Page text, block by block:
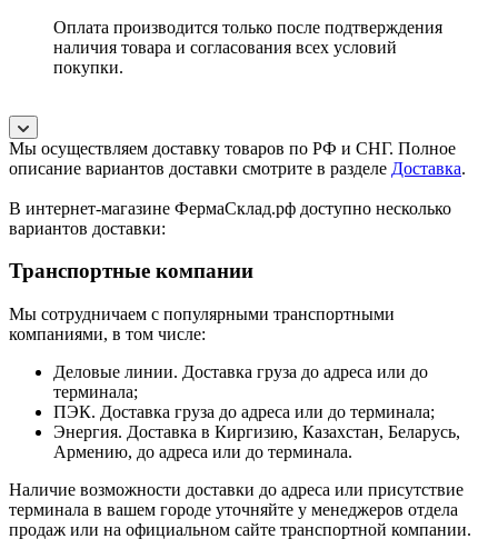
Оплата производится только после подтверждения
наличия товара и согласования всех условий
покупки.
Мы осуществляем доставку товаров по РФ и СНГ. Полное
описание вариантов доставки смотрите в разделе Доставка.
В интернет-магазине ФермаСклад.рф доступно несколько
вариантов доставки:
Транспортные компании
Мы сотрудничаем с популярными транспортными
компаниями, в том числе:
Деловые линии. Доставка груза до адреса или до
терминала;
ПЭК. Доставка груза до адреса или до терминала;
Энергия. Доставка в Киргизию, Казахстан, Беларусь,
Армению, до адреса или до терминала.
Наличие возможности доставки до адреса или присутствие
терминала в вашем городе уточняйте у менеджеров отдела
продаж или на официальном сайте транспортной компании.